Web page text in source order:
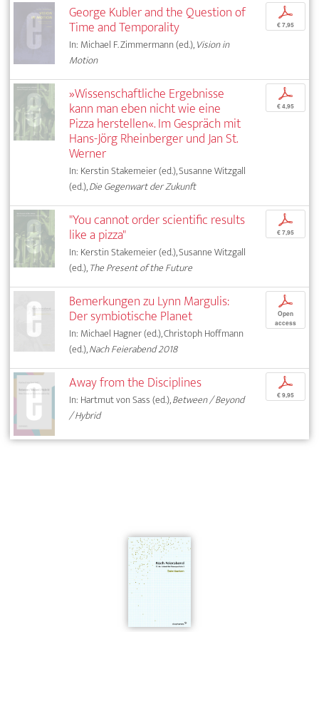
George Kubler and the Question of
Time and Temporality
In: Michael F. Zimmermann (ed.),Vision in
Motion
p
€ 7,95
»Wissenschaftliche Ergebnisse
kann man eben nicht wie eine
Pizza herstellen«. Im Gespräch mit
Hans-Jörg Rheinberger und Jan St.
Werner
In: Kerstin Stakemeier (ed.), Susanne Witzgall
(ed.),Die Gegenwart der Zukunft
p
€ 4,95
"You cannot order scientific results
like a pizza"
In: Kerstin Stakemeier (ed.), Susanne Witzgall
(ed.),The Present of the Future
p
€ 7,95
Bemerkungen zu Lynn Margulis:
Der symbiotische Planet
In: Michael Hagner (ed.), Christoph Hoffmann
(ed.),Nach Feierabend 2018
p
Open
access
Away from the Disciplines
In: Hartmut von Sass (ed.),Between / Beyond
/ Hybrid
p
€ 9,95